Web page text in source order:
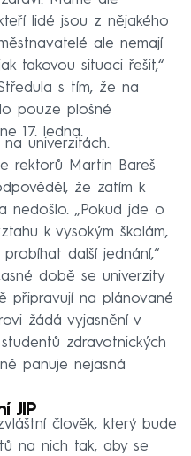
lidé jsou z nějakého
ale nemají
takovou situaci řešit,“
s tím, že na
pouze plošné
17. ledna.
univerzitách.
rektorů Martin Bareš
že zatím k
nedošlo. „Pokud jde o
k vysokým školám,
další jednání,“
době se univerzity
připravují na plánované
žádá vyjasnění v
zdravotnických
panuje nejasná
JIP
člověk, který bude
na nich tak, aby se